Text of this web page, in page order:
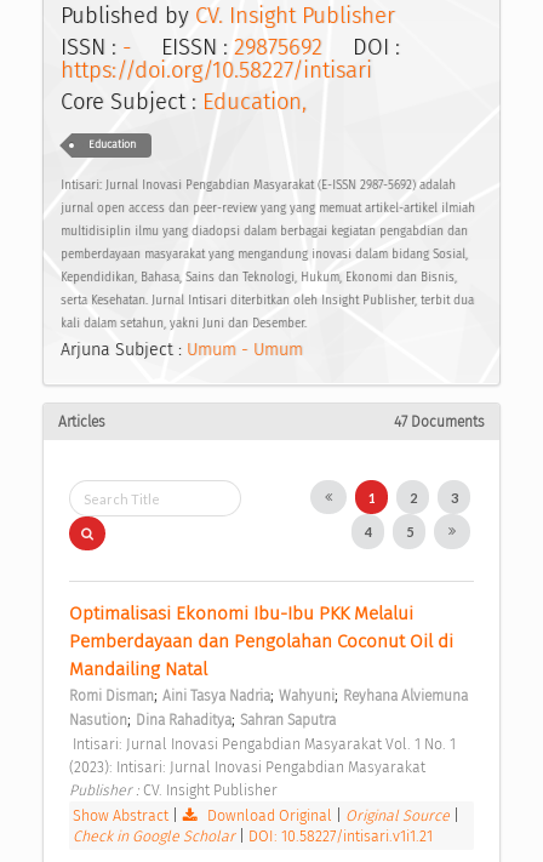
Published by CV. Insight Publisher
ISSN : - EISSN : 29875692 DOI :
https://doi.org/10.58227/intisari
Core Subject : Education,
Education
Intisari: Jurnal Inovasi Pengabdian Masyarakat (E-ISSN 2987-5692) adalah
jurnal open access dan peer-review yang yang memuat artikel-artikel ilmiah
multidisiplin ilmu yang diadopsi dalam berbagai kegiatan pengabdian dan
pemberdayaan masyarakat yang mengandung inovasi dalam bidang Sosial,
Kependidikan, Bahasa, Sains dan Teknologi, Hukum, Ekonomi dan Bisnis,
serta Kesehatan. Jurnal Intisari diterbitkan oleh Insight Publisher, terbit dua
kali dalam setahun, yakni Juni dan Desember.
Arjuna Subject : Umum - Umum
Articles 47 Documents
1 2 3
4 5
Optimalisasi Ekonomi Ibu-Ibu PKK Melalui
Pemberdayaan dan Pengolahan Coconut Oil di
Mandailing Natal
Romi Disman; Aini Tasya Nadria; Wahyuni; Reyhana Alviemuna
Nasution; Dina Rahaditya; Sahran Saputra
(2023): Intisari: Jurnal Inovasi Pengabdian Masyarakat
Publisher : CV. Insight Publisher
Show Abstract| Download Original Original Source
Check in Google Scholar
DOI: 10.58227/intisari.v1i1.21